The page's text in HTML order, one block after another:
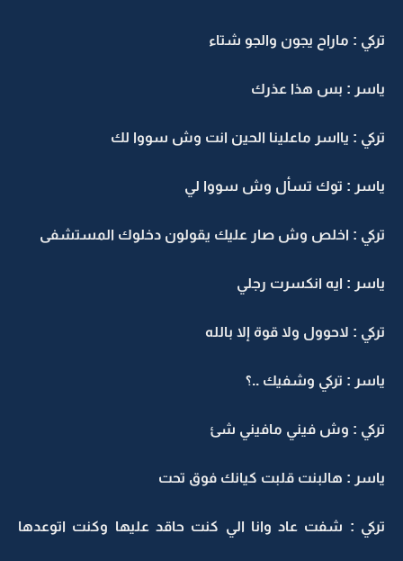
تركي : ماراح يجون والجو شتاء
ياسر : بس هذا عذرك
تركي : يااسر ماعلينا الحين انت وش سووا لك
ياسر : توك تسأل وش سووا لي
تركي : اخلص وش صار عليك يقولون دخلوك المستشفى
ياسر : ايه انكسرت رجلي
تركي : لاحوول ولا قوة إلا بالله
ياسر : تركي وشفيك ..؟
تركي : وش فيني مافيني شئ
ياسر : هالبنت قلبت كيانك فوق تحت
تركي : شفت عاد وانا الي كنت حاقد عليها وكنت اتوعدها